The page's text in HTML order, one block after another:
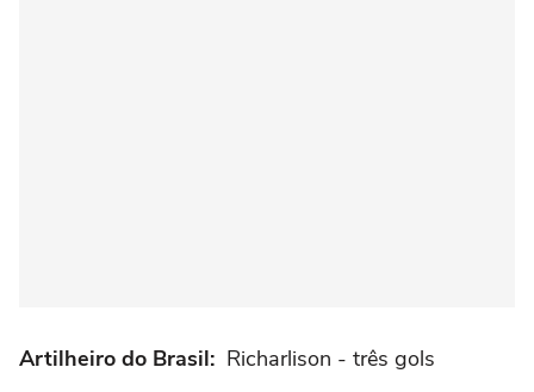
Artilheiro do Brasil: Richarlison - três gols